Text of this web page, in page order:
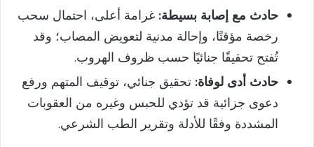
حادث مع إصابة بسيطة: غرامة أعلى، احتمال سحب
رخصة مؤقتًا، وإحالة مدنية لتعويض المصاب؛ وقد
تُفتح تحقيقًا جنائيًا حسب ظروف الهروب.
حادث أدى لوفاة: تحقيق جنائي، توقيف المتهم ورفع
دعوى جزائية قد تؤدي للحبس وغيره من العقوبات
المشددة وفقًا للأدلة وتقرير الطب الشرعي.